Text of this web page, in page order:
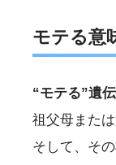
モテる意
“モテる”遺
祖父母また
そして、そ